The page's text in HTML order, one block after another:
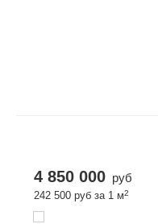
4 850 000 руб
242 500 руб за 1 м2